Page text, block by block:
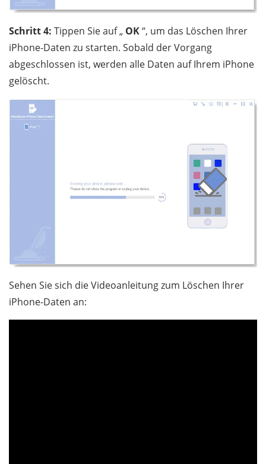
Schritt 4: Tippen Sie auf „ OK“, um das Löschen Ihrer
iPhone-Daten zu starten. Sobald der Vorgang
abgeschlossen ist, werden alle Daten auf Ihrem iPhone
gelöscht.
Sehen Sie sich die Videoanleitung zum Löschen Ihrer
iPhone-Daten an: